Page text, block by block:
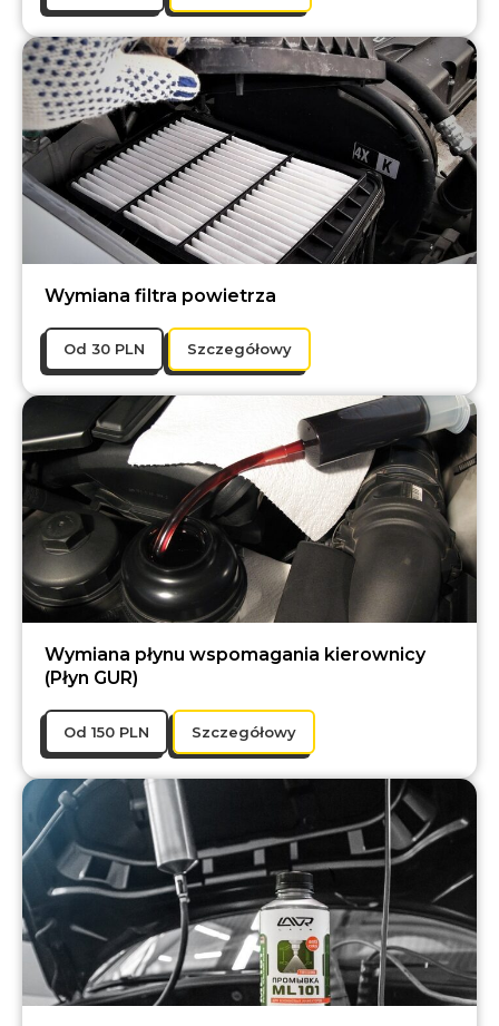
Wymiana filtra powietrza
Оd 30 PLN Szczegółowy
Wymiana płynu wspomagania kierownicy
(Płyn GUR)
Оd 150 PLN Szczegółowy